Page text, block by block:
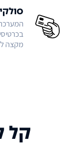
מקצה
קל